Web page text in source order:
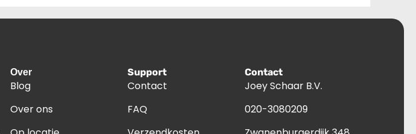
Over
Blog
Over ons
Support
Contact
FAQ
Contact
Joey Schaar B.V.
020-3080209